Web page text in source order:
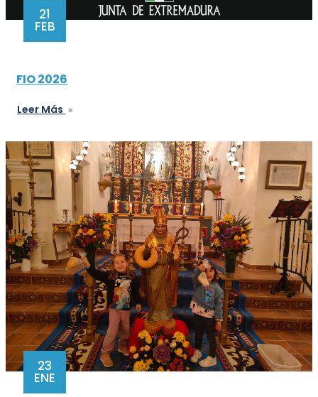
21
FEB
FIO 2026
Leer Más
23
ENE